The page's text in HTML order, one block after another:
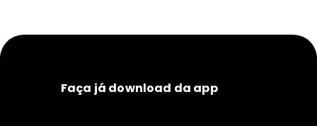
Faça já download da app